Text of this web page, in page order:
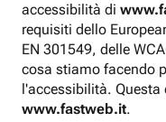
accessibilità di
requisiti dello
EN 301549, delle
cosa stiamo facendo
l'accessibilità.
www.fastweb.it.